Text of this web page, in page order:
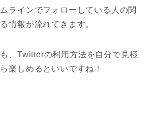
ラインでフォローしている人の関
情報が流れてきます。
、Twitterの利用方法を自分で見極
楽しめるといいですね！